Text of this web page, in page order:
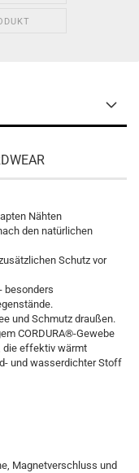
Nähten
den natürlichen
Schutz vor
besonders
und Schmutz draußen.
CORDURA®-Gewebe
die effektiv wärmt
und wasserdichter Stoff
Magnetverschluss und